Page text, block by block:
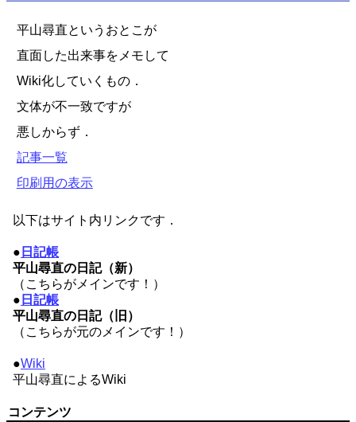
平山尋直というおとこが
直面した出来事をメモして
Wiki化していくもの．
文体が不一致ですが
悪しからず．
記事一覧
印刷用の表示
以下はサイト内リンクです．
● 日記帳
平山尋直の日記（新）
（こちらがメインです！）
● 日記帳
平山尋直の日記（旧）
（こちらが元のメインです！）
●Wiki
平山尋直によるWiki
コンテンツ